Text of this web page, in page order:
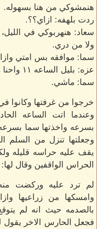
هنمشوكي من هنا بسهوله.
ردت بلهفه: ازاي؟؟.
سعاد: هنهربوكي في
ولا من دري.
سما: موافقه بس امتي
عزه: بليل الساعه ١١ واحنا هنراجب الطريج.
سما: ماشي.
خرجوا من غرفتها وكانوا
وعندما اتت الساعه
بسرعه واخذتها سما
وجعلتها تنزل من السلم
يقف عليه حراسه قليله
الحراس الواقفين وقال
لم ترد عليه وركضت
وامسكها من زراعيها
بالصدمه حيث انه لم
فجعل الحارس الاخر يقول